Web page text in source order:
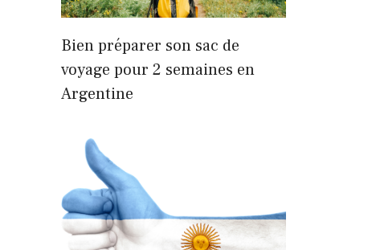
Bien préparer son sac de
voyage pour 2 semaines en
Argentine